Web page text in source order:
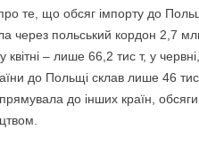
про те, що обсяг імпорту до
через польський кордон 2,7
квітні – лише 66,2 тис т, у
до Польщі склав лише 46
до інших країн,